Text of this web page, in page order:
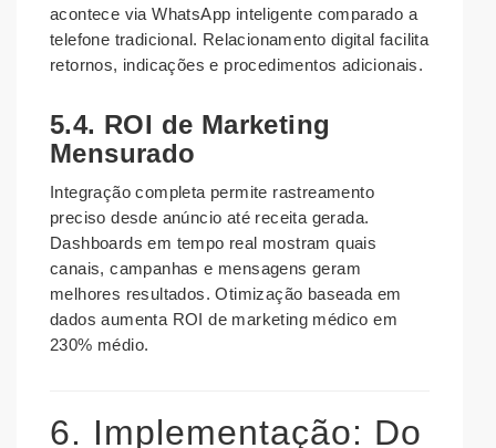
acontece via WhatsApp inteligente comparado a
telefone tradicional. Relacionamento digital facilita
retornos, indicações e procedimentos adicionais.
5.4. ROI de Marketing
Mensurado
Integração completa permite rastreamento
preciso desde anúncio até receita gerada.
Dashboards em tempo real mostram quais
canais, campanhas e mensagens geram
melhores resultados. Otimização baseada em
dados aumenta ROI de marketing médico em
230% médio.
6. Implementação: Do